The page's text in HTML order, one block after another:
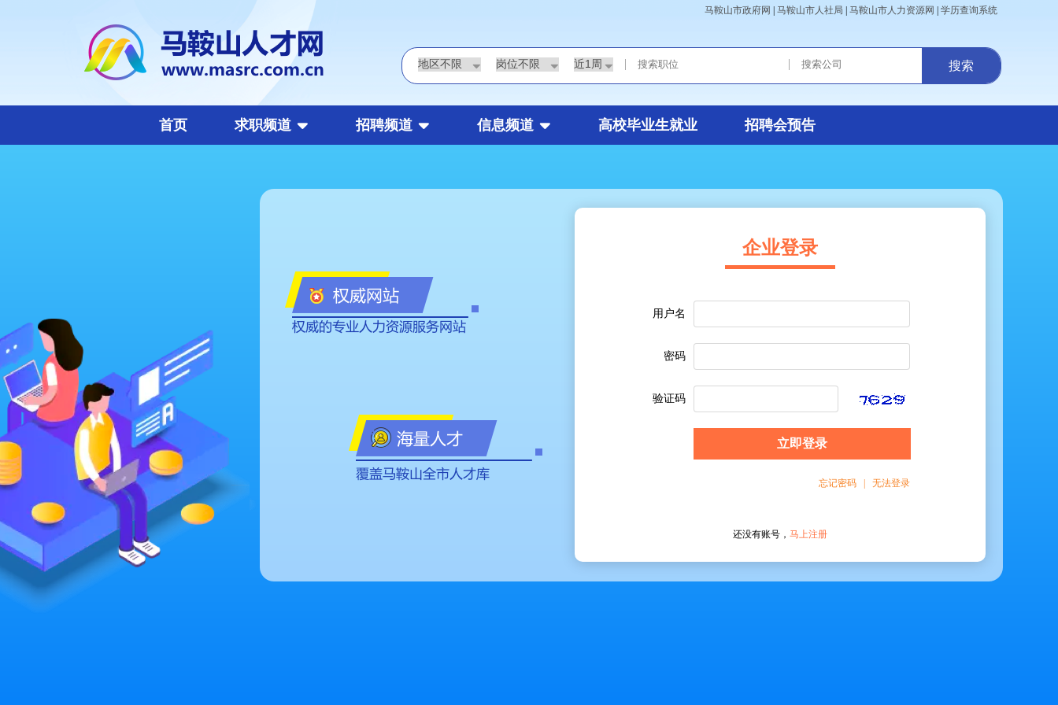
马鞍山市政府网 马鞍山市人社局 马鞍山市人力资源网 学历查询系统
| | 搜索
首页 求职频道 招聘频道 信息频道 高校毕业生就业 招聘会预告
企业登录
用户名
密码
验证码
立即登录
忘记密码 | 无法登录
还没有账号， 马上注册